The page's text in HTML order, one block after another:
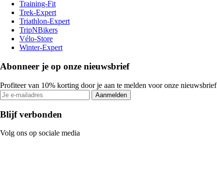
Training-Fit
Trek-Expert
Triathlon-Expert
TripNBikers
Vélo-Store
Winter-Expert
Abonneer je op onze nieuwsbrief
Profiteer van 10% korting door je aan te melden voor onze nieuwsbrief
Aanmelden
Blijf verbonden
Volg ons op sociale media